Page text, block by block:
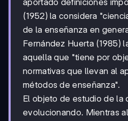
aportado definiciones
(1952) la considera
de la enseñanza en
Fernández Huerta (1985)
aquella que "tiene por
normativas que llevan al
métodos de enseñanza".
El objeto de estudio de la
evolucionando. Mientras